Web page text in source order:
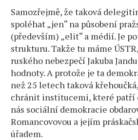
Samozřejmě, že taková
spoléhat „jen“ na působení
(především) „elit“ a médií. Je
strukturu. Takže tu máme
ruského nebezpečí Jakuba
hodnoty. A protože je ta
než 25 letech taková
chránit institucemi, které patří
nás sociální demokracie
Romancovovou a jejím
úřadem.